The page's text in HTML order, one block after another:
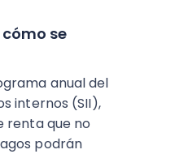
se
anual del
internos (SII),
renta que no
podrán